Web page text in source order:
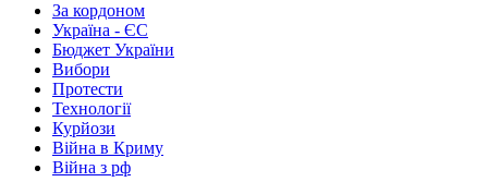
За кордоном
Україна - ЄС
Бюджет України
Вибори
Протести
Технології
Курйози
Війна в Криму
Війна з рф